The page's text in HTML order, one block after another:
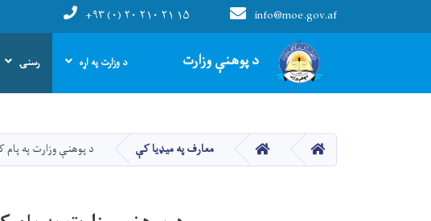
info@moe.gov.af +۹۳ (۰) ۲۰ ۲۱۰ ۲۱ ۱۵
د پوهنې وزارتMain navigation
د وزارت په اړه رسنۍ
HOME
HOME معارف په میډیا کې د پوهنې وزارت په پام کې لري چې ۵ لکه